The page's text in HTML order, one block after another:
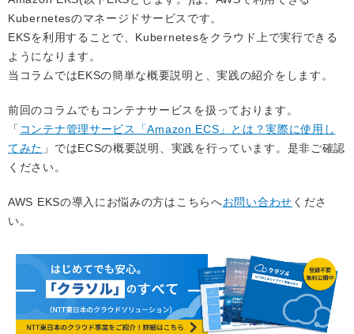
Kubernetesのマネージドサービスです。
EKSを利用することで、Kubernetesをクラウド上で実行できる
ようになります。
当コラムではEKSの簡単な概要説明と、実践の紹介をします。
前回のコラムでもコンテナサービスを扱っております。
「 コンテナ管理サービス「Amazon ECS」とは？実際に使用し
てみた 」ではECSの概要説明、実践を行っています。是非ご確認
ください。
AWS EKSの導入にお悩みの方はこちらへお問い合わせ くださ
い。